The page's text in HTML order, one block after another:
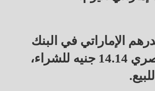
الإماراتي في البنك
المركزي المصري 14.14 جنيه للشراء،